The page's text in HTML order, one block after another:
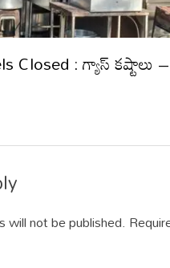
Closed : గ్యాస్ కష్టాలు
will not be published.